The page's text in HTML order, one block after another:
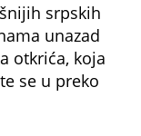
srpskih
unazad
otkrića, koja
se u preko